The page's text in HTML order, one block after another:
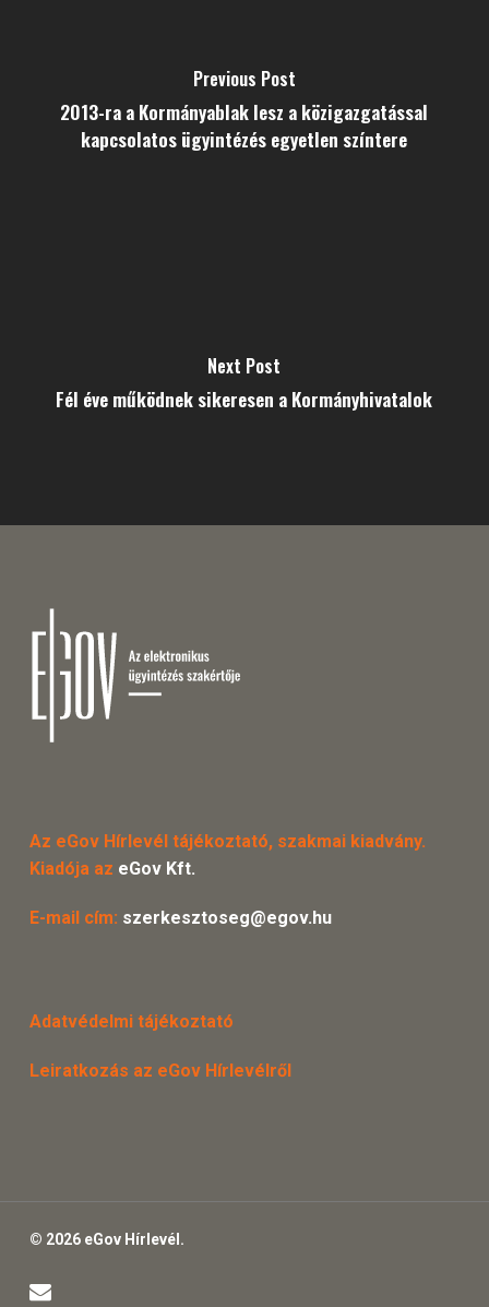
Previous Post
2013-ra a Kormányablak lesz a közigazgatással
kapcsolatos ügyintézés egyetlen színtere
Next Post
Fél éve működnek sikeresen a Kormányhivatalok
Az eGov Hírlevél tájékoztató, szakmai kiadvány.
Kiadója az eGov Kft.
E-mail cím: szerkesztoseg@egov.hu
Adatvédelmi tájékoztató
Leiratkozás az eGov Hírlevélről
© 2026 eGov Hírlevél.
email